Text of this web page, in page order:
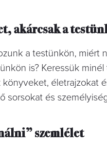
akárcsak a
a testünkön, miért
is? Keressük
életrajzokat
sorsokat és
szemlélet